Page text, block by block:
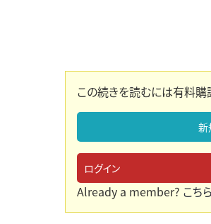
この続きを読むには有料購
新
ログイン
Already a member? こち